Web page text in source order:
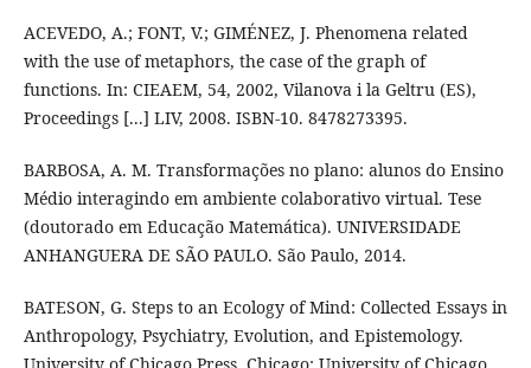
ACEVEDO, A.; FONT, V.; GIMÉNEZ, J. Phenomena related
with the use of metaphors, the case of the graph of
functions. In: CIEAEM, 54, 2002, Vilanova i la Geltru (ES),
Proceedings [...] LIV, 2008. ISBN-10. 8478273395.
BARBOSA, A. M. Transformações no plano: alunos do Ensino
Médio interagindo em ambiente colaborativo virtual. Tese
(doutorado em Educação Matemática). UNIVERSIDADE
ANHANGUERA DE SÃO PAULO. São Paulo, 2014.
BATESON, G. Steps to an Ecology of Mind: Collected Essays in
Anthropology, Psychiatry, Evolution, and Epistemology.